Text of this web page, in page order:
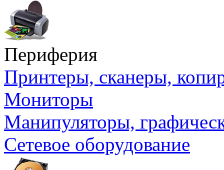
Периферия
Принтеры, сканеры,
Мониторы
Манипуляторы,
Сетевое оборудование